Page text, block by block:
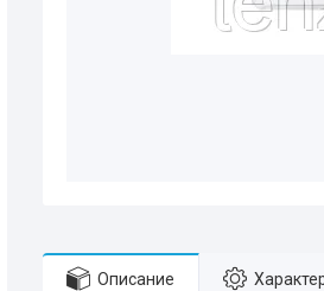
Описание